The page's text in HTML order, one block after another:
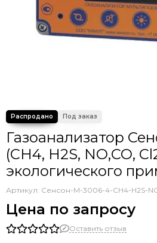
Газоанализатор
(CH4, H2S, NO,CO,
экологического
Артикул: Сенсон-М-3006-4-CH4-H2S-
Цена по запросу
Оставить отзыв